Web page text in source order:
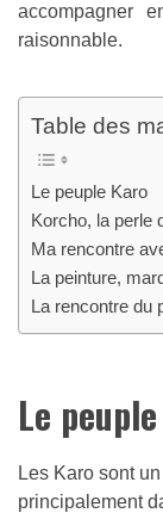
accompagner
raisonnable.
Table des
Le peuple Karo
Korcho, la perle
Ma rencontre
La peinture,
La rencontre du
Le
Les Karo sont
principalement